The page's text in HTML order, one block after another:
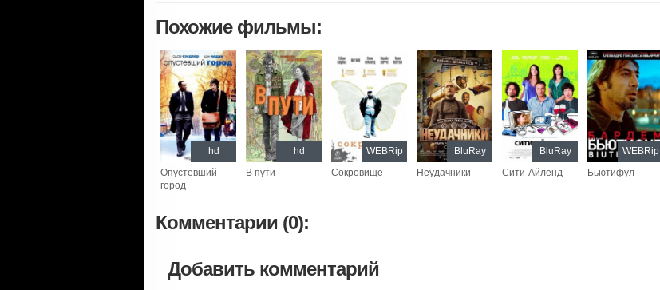
Похожие фильмы:
Опустевший
город
hd
В пути
hd
Сокровище
WEBRip
Неудачники
BluRay
Сити-Айленд
BluRay
Бьютифул
WEBRip
Комментарии (0):
Добавить комментарий